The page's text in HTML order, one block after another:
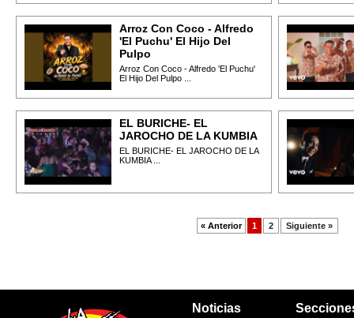
Arroz Con Coco - Alfredo
'El Puchu' El Hijo Del
Pulpo
Arroz Con Coco - Alfredo 'El Puchu'
El Hijo Del Pulpo ...
EL BURICHE- EL
JAROCHO DE LA KUMBIA
EL BURICHE- EL JAROCHO DE LA
KUMBIA ...
« Anterior 1 2 Siguiente »
Noticias